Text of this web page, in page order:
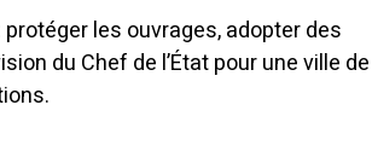
les ouvrages, adopter des
du Chef de l’État pour une ville de